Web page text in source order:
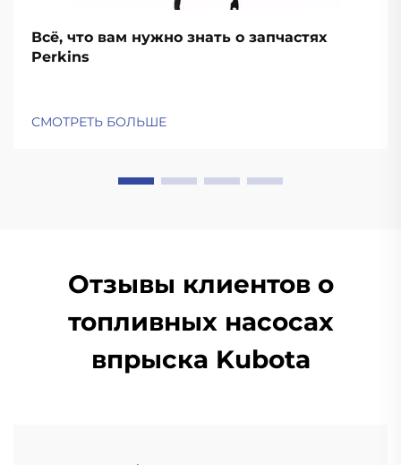
Всё, что вам нужно знать о запчастях
Perkins
СМОТРЕТЬ БОЛЬШЕ
Отзывы клиентов о
топливных насосах
впрыска Kubota